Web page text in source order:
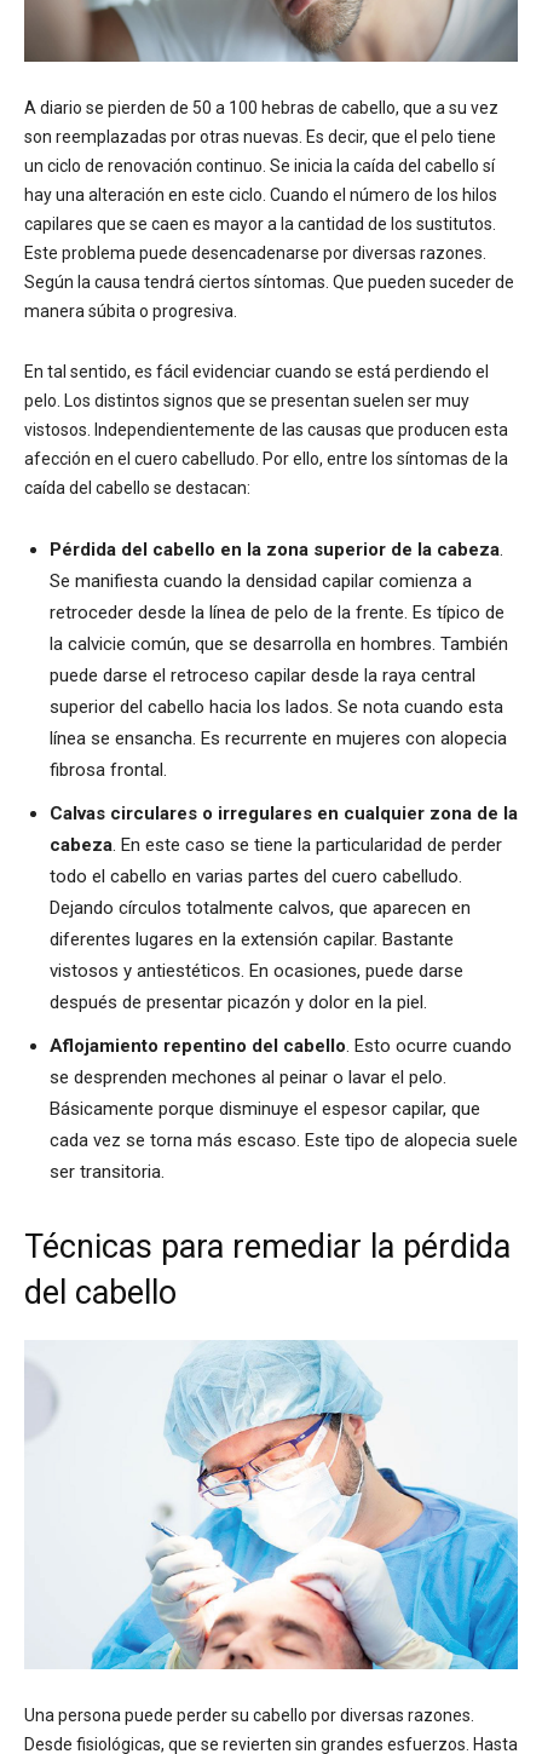
A diario se pierden de 50 a 100 hebras de cabello, que a su vez
son reemplazadas por otras nuevas. Es decir, que el pelo tiene
un ciclo de renovación continuo. Se inicia la caída del cabello sí
hay una alteración en este ciclo. Cuando el número de los hilos
capilares que se caen es mayor a la cantidad de los sustitutos.
Este problema puede desencadenarse por diversas razones.
Según la causa tendrá ciertos síntomas. Que pueden suceder de
manera súbita o progresiva.
En tal sentido, es fácil evidenciar cuando se está perdiendo el
pelo. Los distintos signos que se presentan suelen ser muy
vistosos. Independientemente de las causas que producen esta
afección en el cuero cabelludo. Por ello, entre los síntomas de la
caída del cabello se destacan:
Pérdida del cabello en la zona superior de la cabeza.
Se manifiesta cuando la densidad capilar comienza a
retroceder desde la línea de pelo de la frente. Es típico de
la calvicie común, que se desarrolla en hombres. También
puede darse el retroceso capilar desde la raya central
superior del cabello hacia los lados. Se nota cuando esta
línea se ensancha. Es recurrente en mujeres con alopecia
fibrosa frontal.
Calvas circulares o irregulares en cualquier zona de la
cabeza. En este caso se tiene la particularidad de perder
todo el cabello en varias partes del cuero cabelludo.
Dejando círculos totalmente calvos, que aparecen en
diferentes lugares en la extensión capilar. Bastante
vistosos y antiestéticos. En ocasiones, puede darse
después de presentar picazón y dolor en la piel.
Aflojamiento repentino del cabello. Esto ocurre cuando
se desprenden mechones al peinar o lavar el pelo.
Básicamente porque disminuye el espesor capilar, que
cada vez se torna más escaso. Este tipo de alopecia suele
ser transitoria.
Técnicas para remediar la pérdida
del cabello
Una persona puede perder su cabello por diversas razones.
Desde fisiológicas, que se revierten sin grandes esfuerzos. Hasta